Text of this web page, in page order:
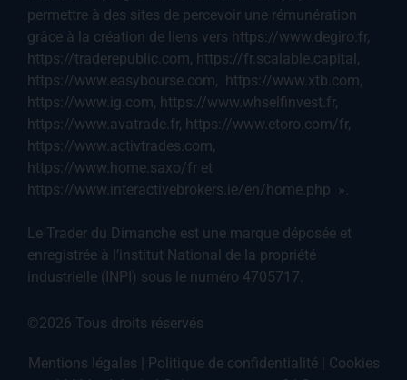
permettre à des sites de percevoir une rémunération
grâce à la création de liens vers https://www.degiro.fr,
https://traderepublic.com, https://fr.scalable.capital,
https://www.easybourse.com, https://www.xtb.com,
https://www.ig.com, https://www.whselfinvest.fr,
https://www.avatrade.fr, https://www.etoro.com/fr,
https://www.activtrades.com,
https://www.home.saxo/fr et
https://www.interactivebrokers.ie/en/home.php ».
Le Trader du Dimanche est une marque déposée et
enregistrée à l’institut National de la propriété
industrielle (INPI) sous le numéro 4705717.
©2026 Tous droits réservés
Mentions légales Politique de confidentialité| Cookies